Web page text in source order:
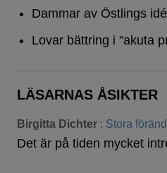
Dammar av Östlings
Lovar bättring i ”akuta
LÄSARNAS ÅSIKTER
Birgitta Dichter : Stora
Det är på tiden mycket